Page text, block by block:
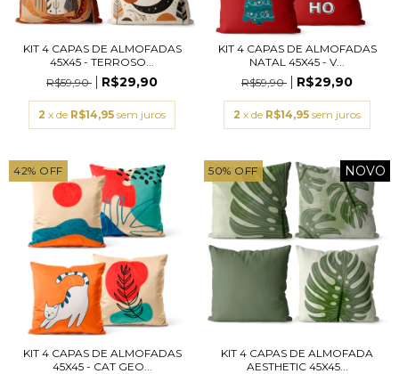
KIT 4 CAPAS DE ALMOFADAS
45X45 - TERROSO...
R$59,90
R$29,90
2 x de R$14,95 sem juros
KIT 4 CAPAS DE ALMOFADAS
NATAL 45X45 - V...
R$59,90
R$29,90
2 x de R$14,95 sem juros
42% OFF
KIT 4 CAPAS DE ALMOFADAS
45X45 - CAT GEO...
50% OFF NOVO
KIT 4 CAPAS DE ALMOFADA
AESTHETIC 45X45...